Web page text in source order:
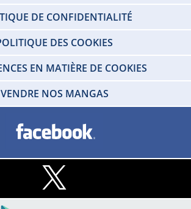
DE CONFIDENTIALITÉ
DES COOKIES
EN MATIÈRE DE COOKIES
VENDRE NOS MANGAS